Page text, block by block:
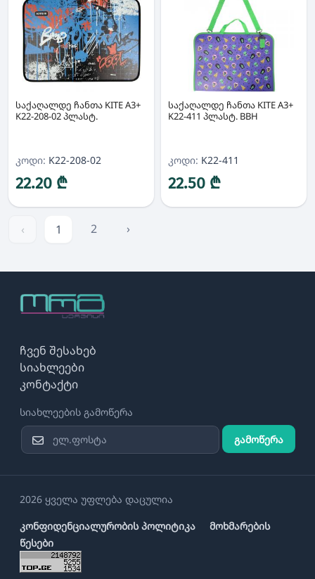
საქაღალდე ჩანთა KITE A3+
K22-208-02 პლასტ.
კოდი: K22-208-02
22.20 ₾
საქაღალდე ჩანთა KITE A3+
K22-411 პლასტ. BBH
კოდი: K22-411
22.50 ₾
‹ 1 2 ›
ჩვენ შესახებ
სიახლეები
კონტაქტი
სიახლეების გამოწერა
გამოწერა
2026 ყველა უფლება დაცულია
კონფიდენციალურობის პოლიტიკა
მოხმარების
წესები